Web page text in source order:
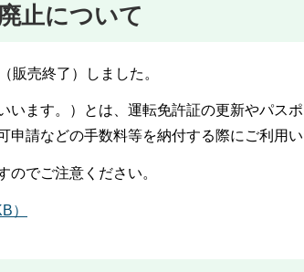
止について
販売終了）しました。
います。）とは、運転免許証の更新やパス
申請などの手数料等を納付する際にご利用い
でご注意ください。
）